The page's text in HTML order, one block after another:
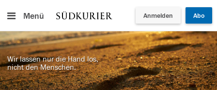
Menü Anmelden Abo
Wir lassen nur die Hand los,
nicht den Menschen.